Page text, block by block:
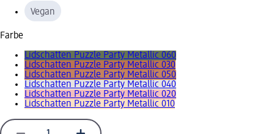
Vegan
Farbe
Lidschatten Puzzle Party Metallic 060
Lidschatten Puzzle Party Metallic 030
Lidschatten Puzzle Party Metallic 050
Lidschatten Puzzle Party Metallic 040
Lidschatten Puzzle Party Metallic 020
Lidschatten Puzzle Party Metallic 010